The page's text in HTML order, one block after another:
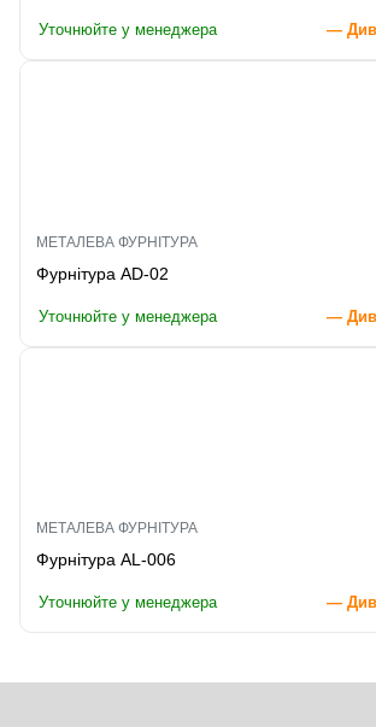
Уточнюйте у менеджера —
МЕТАЛЕВА ФУРНІТУРА
Фурнітура AD-02
Уточнюйте у менеджера —
МЕТАЛЕВА ФУРНІТУРА
Фурнітура AL-006
Уточнюйте у менеджера —